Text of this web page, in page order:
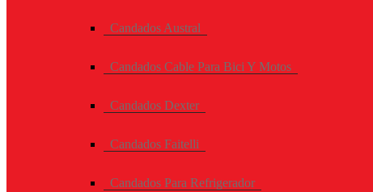
Candados Austral
Candados Cable Para Bici Y Motos
Candados Dexter
Candados Faitelli
Candados Para Refrigerador